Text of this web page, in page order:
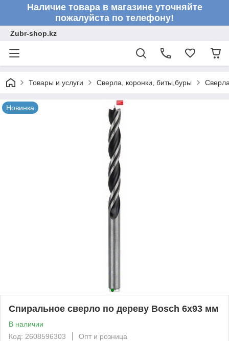
Наличие товара в магазине уточняйте
пожалуйста по телефону!
Zubr-shop.kz
Товары и услуги Сверла, коронки, биты,буры
Новинка
Спиральное сверло по дереву Bosch 6x93 мм
В наличии
Код: 2608596303
Опт и розница